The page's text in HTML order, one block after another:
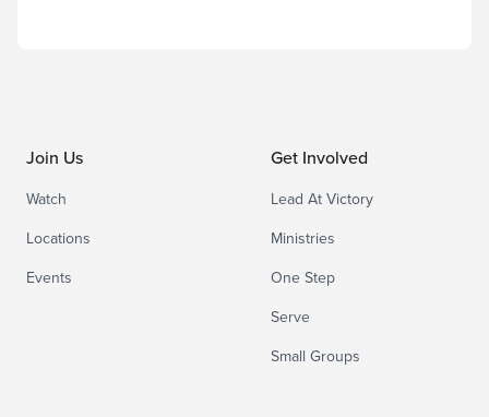
Join Us
Watch
Locations
Events
Get Involved
Lead At Victory
Ministries
One Step
Serve
Small Groups